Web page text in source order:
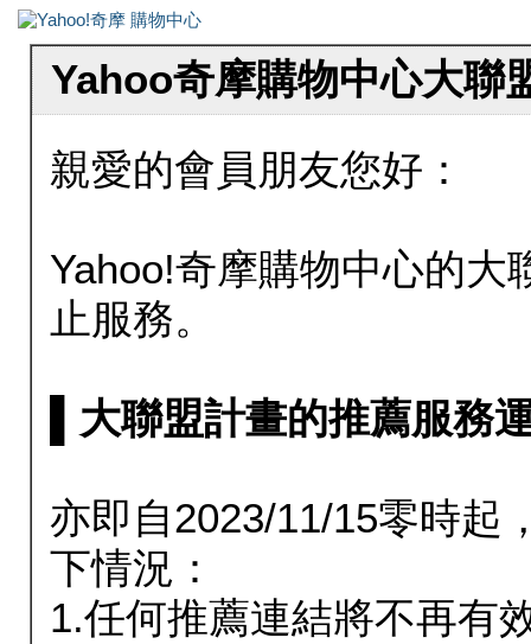
Yahoo奇摩購物中心大聯
親愛的會員朋友您好：
Yahoo!奇摩購物中心的大
止服務。
▌大聯盟計畫的推薦服務
亦即自2023/11/15零時起
下情況：
1.任何推薦連結將不再有